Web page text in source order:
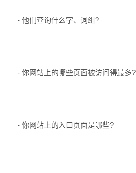
- 他们查询什么字、词组?
- 你网站上的哪些页面被访问得最多?
- 你网站上的入口页面是哪些?